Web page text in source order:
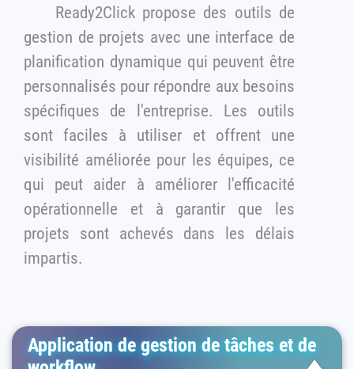
Ready2Click propose des outils de
gestion de projets avec une interface de
planification dynamique qui peuvent être
personnalisés pour répondre aux besoins
spécifiques de l'entreprise. Les outils
sont faciles à utiliser et offrent une
visibilité améliorée pour les équipes, ce
qui peut aider à améliorer l'efficacité
opérationnelle et à garantir que les
projets sont achevés dans les délais
impartis.
Application de gestion de tâches et de